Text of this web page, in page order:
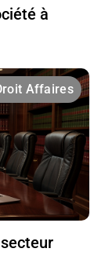
à
Affaires